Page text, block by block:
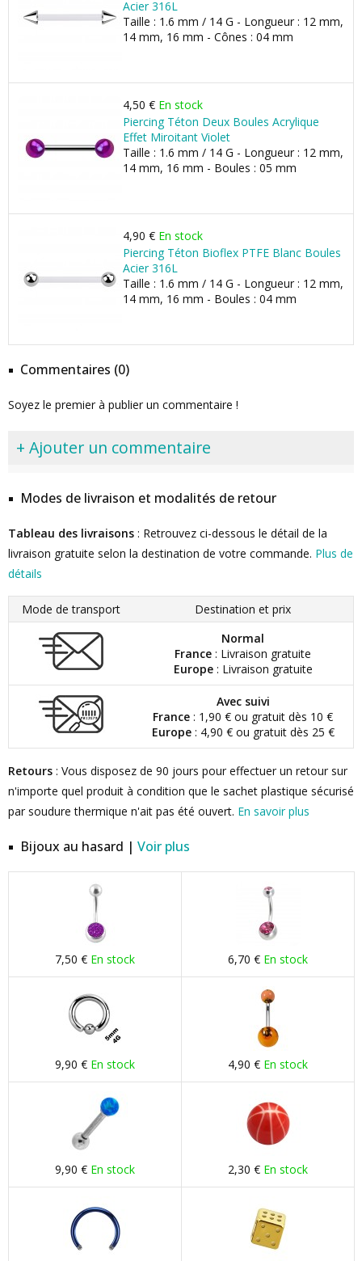
Acier 316L
Taille : 1.6 mm / 14 G - Longueur : 12 mm,
14 mm, 16 mm - Cônes : 04 mm
4,50 € En stock
Piercing Téton Deux Boules Acrylique
Effet Miroitant Violet
Taille : 1.6 mm / 14 G - Longueur : 12 mm,
14 mm, 16 mm - Boules : 05 mm
4,90 € En stock
Piercing Téton Bioflex PTFE Blanc Boules
Acier 316L
Taille : 1.6 mm / 14 G - Longueur : 12 mm,
14 mm, 16 mm - Boules : 04 mm
Commentaires (0)
Soyez le premier à publier un commentaire !
+ Ajouter un commentaire
Modes de livraison et modalités de retour
Tableau des livraisons : Retrouvez ci-dessous le détail de la
livraison gratuite selon la destination de votre commande. Plus de
détails
Mode de transport
Destination et prix
Normal
France : Livraison gratuite
Europe: Livraison gratuite
Avec suivi
France : 1,90 € ou gratuit dès 10 €
Europe: 4,90 € ou gratuit dès 25 €
Retours : Vous disposez de 90 jours pour effectuer un retour sur
n'importe quel produit à condition que le sachet plastique sécurisé
par soudure thermique n'ait pas été ouvert. En savoir plus
Bijoux au hasard | Voir plus
7,50 € En stock 6,70 € En stock
9,90 € En stock 4,90 € En stock
9,90 € En stock 2,30 € En stock